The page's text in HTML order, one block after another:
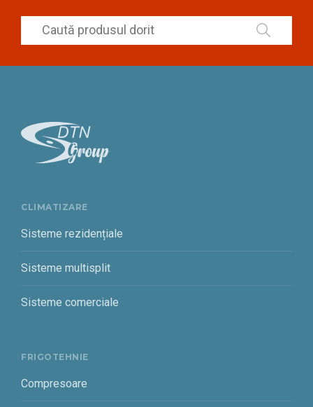
CLIMATIZARE
Sisteme rezidențiale
Sisteme multisplit
Sisteme comerciale
FRIGOTEHNIE
Compresoare